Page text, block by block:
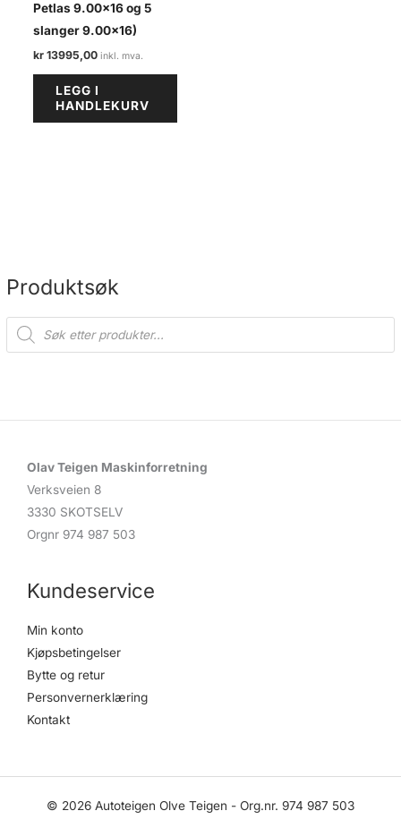
Produktsøk
P
d
Petlas 9.00×16 og 5
slanger 9.00×16)
kr 13995,00
LEGG I
HANDLEKURV
Olav Teigen Maskinforretning
Verksveien 8
3330 SKOTSELV
Orgnr 974 987 503
Kundeservice
Min konto
Kjøpsbetingelser
Bytte og retur
Personvernerklæring
Kontakt
© 2026 Autoteigen Olve Teigen - Org.nr. 974 987 503